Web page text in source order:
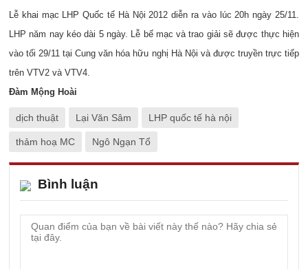
Lễ khai mạc LHP Quốc tế Hà Nội 2012 diễn ra vào lúc 20h ngày 25/11.
LHP năm nay kéo dài 5 ngày. Lễ bế mạc và trao giải sẽ được thực hiện
vào tối 29/11 tại Cung văn hóa hữu nghị Hà Nội và được truyền trực tiếp
trên VTV2 và VTV4.
Đàm Mộng Hoài
dịch thuật Lại Văn Sâm LHP quốc tế hà nội
thảm hoạ MC Ngô Ngạn Tổ
Bình luận